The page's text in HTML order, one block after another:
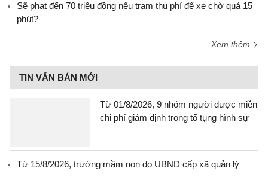
Sẽ phạt đến 70 triệu đồng nếu trạm thu phí để xe chờ quá 15
phút?
Xem thêm
TIN VĂN BẢN MỚI
Từ 01/8/2026, 9 nhóm người được miễn
chi phí giám định trong tố tụng hình sự
Từ 15/8/2026, trường mầm non do UBND cấp xã quản lý